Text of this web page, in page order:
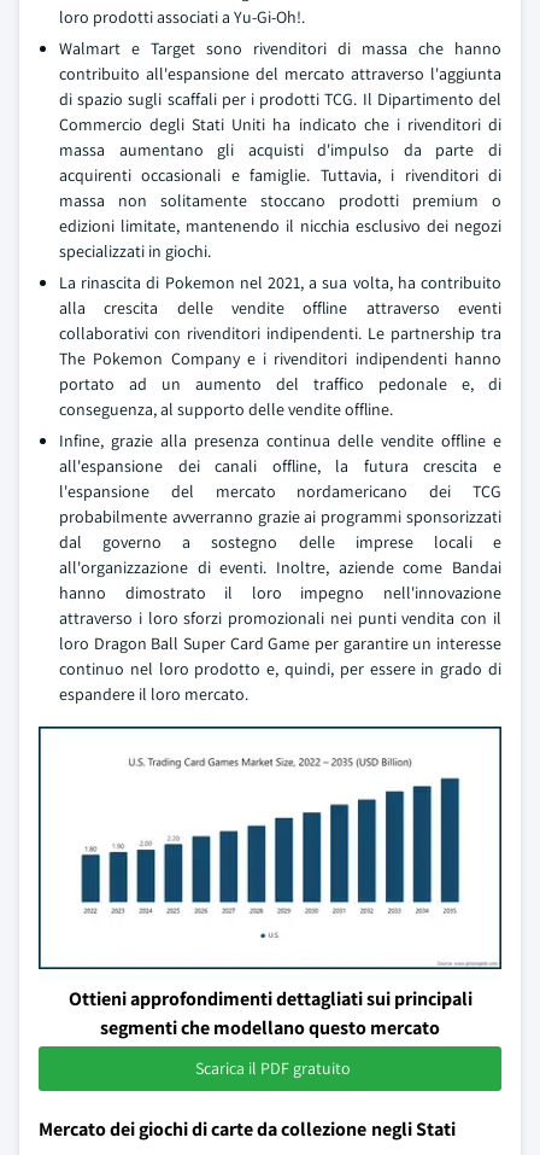
loro prodotti associati a Yu-Gi-Oh!.
Walmart e Target sono rivenditori di massa che hanno
contribuito all'espansione del mercato attraverso l'aggiunta
di spazio sugli scaffali per i prodotti TCG. Il Dipartimento del
Commercio degli Stati Uniti ha indicato che i rivenditori di
massa aumentano gli acquisti d'impulso da parte di
acquirenti occasionali e famiglie. Tuttavia, i rivenditori di
massa non solitamente stoccano prodotti premium o
edizioni limitate, mantenendo il nicchia esclusivo dei negozi
specializzati in giochi.
La rinascita di Pokemon nel 2021, a sua volta, ha contribuito
alla crescita delle vendite offline attraverso eventi
collaborativi con rivenditori indipendenti. Le partnership tra
The Pokemon Company e i rivenditori indipendenti hanno
portato ad un aumento del traffico pedonale e, di
conseguenza, al supporto delle vendite offline.
Infine, grazie alla presenza continua delle vendite offline e
all'espansione dei canali offline, la futura crescita e
l'espansione del mercato nordamericano dei TCG
probabilmente avverranno grazie ai programmi sponsorizzati
dal governo a sostegno delle imprese locali e
all'organizzazione di eventi. Inoltre, aziende come Bandai
hanno dimostrato il loro impegno nell'innovazione
attraverso i loro sforzi promozionali nei punti vendita con il
loro Dragon Ball Super Card Game per garantire un interesse
continuo nel loro prodotto e, quindi, per essere in grado di
espandere il loro mercato.
Ottieni approfondimenti dettagliati sui principali
segmenti che modellano questo mercato
Scarica il PDF gratuito
Mercato dei giochi di carte da collezione negli Stati